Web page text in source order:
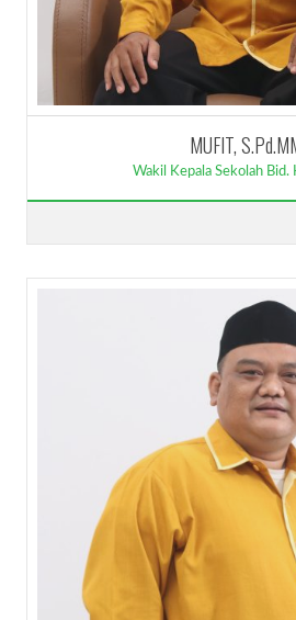
MUFIT,
Wakil Kepala Sekolah Bid.